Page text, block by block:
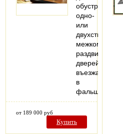
обустройства
одно-
или
двухстворчатых
межкомнатных
раздвижных
дверей,
въезжающих
в
фальшстену..
от 189 000 руб
Купить